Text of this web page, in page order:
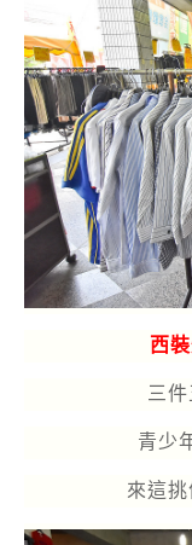
西
三
青少
來這